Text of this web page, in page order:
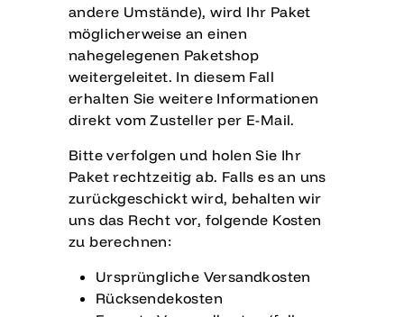
andere Umstände), wird Ihr Paket
möglicherweise an einen
nahegelegenen Paketshop
weitergeleitet. In diesem Fall
erhalten Sie weitere Informationen
direkt vom Zusteller per E-Mail.
Bitte verfolgen und holen Sie Ihr
Paket rechtzeitig ab. Falls es an uns
zurückgeschickt wird, behalten wir
uns das Recht vor, folgende Kosten
zu berechnen:
Ursprüngliche Versandkosten
Rücksendekosten